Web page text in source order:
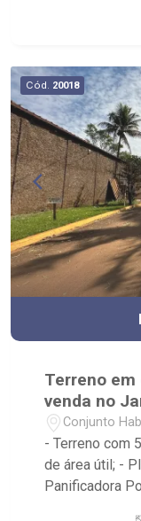
Cód. 20018
Terreno em
venda no
Conjunto
Ribeirão
- Terreno com
de área útil; -
Panificadora